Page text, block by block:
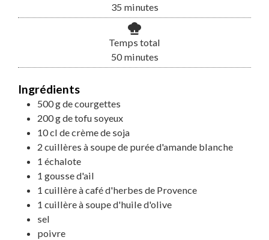
35minutes
minutes
Temps total
50minutes
minutes
Ingrédients
500gde courgettes
200gde tofu soyeux
10cl de crème de soja
2 cuillères à soupede purée d'amande blanche
1 échalote
1 gousse d'ail
1 cuillère à café d'herbes de Provence
1 cuillère à souped'huile d'olive
sel
poivre